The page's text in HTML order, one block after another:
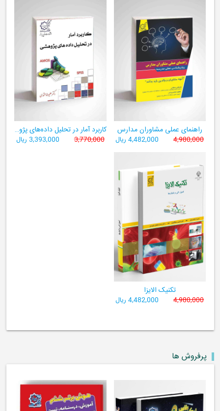
راهنمای عملی مشاوران مدارس
4,980,000 4,482,000 ریال
کاربرد آمار در تحلیل داده‌های پژوهشی
3,770,000 3,393,000 ریال
تکنیک الایزا
4,980,000 4,482,000 ریال
پرفروش ها